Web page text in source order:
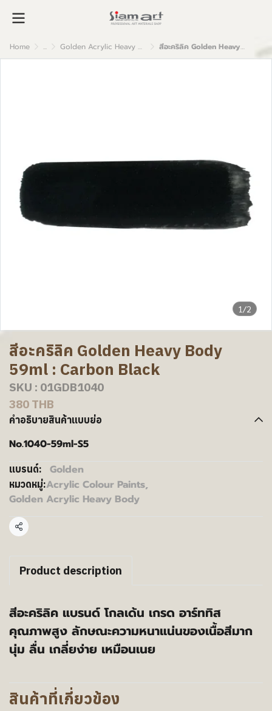
Home ... Golden Acrylic Heavy Body สีอะคริลิค Golden Heavy Body 59ml : Carbon Black
1/2
สีอะคริลิค Golden Heavy Body
59ml : Carbon Black
SKU : 01GDB1040
380 THB
คำอธิบายสินค้าแบบย่อ
No.1040-59ml-S5
แบรนด์: Golden
หมวดหมู่:Acrylic Colour Paints,
Golden Acrylic Heavy Body
แชร์
Product description
สีอะคริลิค แบรนด์ โกลเด้น เกรด อาร์ททิส
คุณภาพสูง ลักษณะความหนาแน่นของเนื้อสีมาก
นุ่ม ลื่น เกลี่ยง่าย เหมือนเนย
สินค้าที่เกี่ยวข้อง